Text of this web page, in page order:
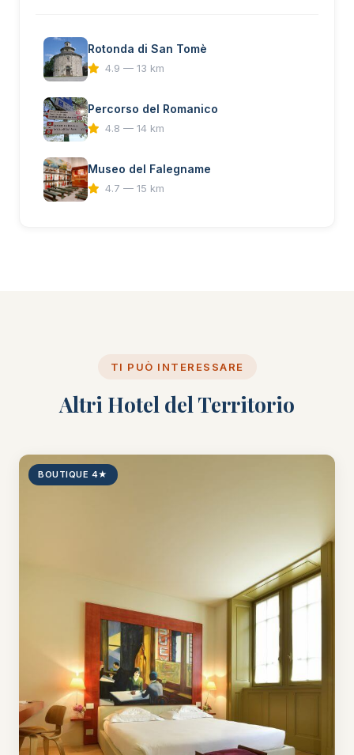
Rotonda di San Tomè
4.9 — 13 km
Percorso del Romanico
4.8 — 14 km
Museo del Falegname
4.7 — 15 km
TI PUÒ INTERESSARE
Altri Hotel del Territorio
BOUTIQUE 4★